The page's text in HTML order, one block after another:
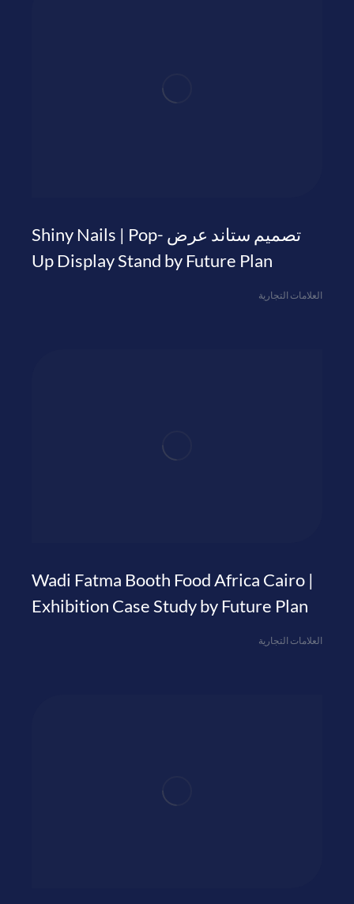
تصميم ستاند عرض Shiny Nails | Pop-
Up Display Stand by Future Plan
العلامات التجارية
Wadi Fatma Booth Food Africa Cairo |
Exhibition Case Study by Future Plan
العلامات التجارية